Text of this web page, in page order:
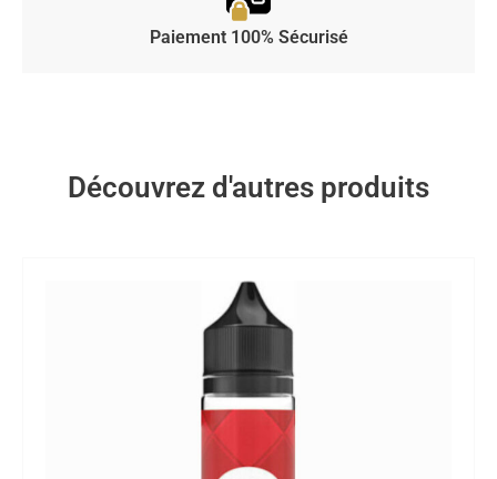
Paiement 100% Sécurisé
Découvrez d'autres produits